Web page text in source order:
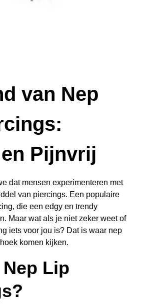
van Nep
Pijnvrij
dat mensen experimenteren met
van piercings. Een populaire
die een edgy en trendy
Maar wat als je niet zeker weet of
iets voor jou is? Dat is waar nep
komen kijken.
Lip